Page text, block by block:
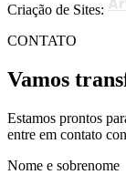
Criação de Sites:
CONTATO
Vamos
Estamos prontos
entre em contato
Nome e sobrenome